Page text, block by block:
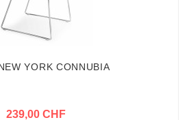
YORK CONNUBIA
239,00 CHF